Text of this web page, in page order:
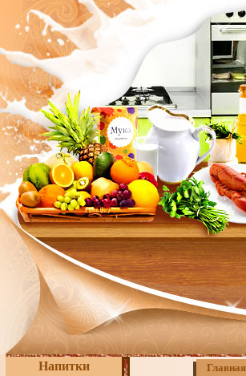
Напитки Главная